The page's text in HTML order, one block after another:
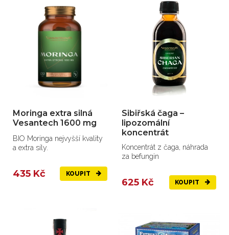
Moringa extra silná
Vesantech 1600 mg
BIO Moringa nejvyšší kvality
a extra síly.
435 Kč KOUPIT
Sibiřská čaga –
lipozomální
koncentrát
Koncentrát z čaga, náhrada
za befungin
625 Kč KOUPIT